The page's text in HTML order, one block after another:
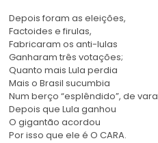
Depois foram as eleições,
Factoides e firulas,
Fabricaram os anti-lulas
Ganharam três votações;
Quanto mais Lula perdia
Mais o Brasil sucumbia
Num berço “esplêndido”, de vara
Depois que Lula ganhou
O gigantão acordou
Por isso que ele é O CARA.